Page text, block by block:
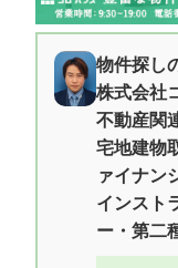
物件探し
株式会社
不動産関
宅地建物
ァイナン
インスト
ー・第二